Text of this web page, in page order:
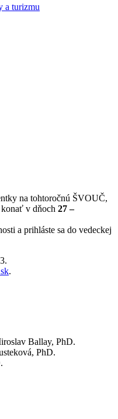
turizmu
na tohtoročnú ŠVOUČ,
v dňoch 27 –
a prihláste sa do vedeckej
.
Ballay, PhD.
PhD.